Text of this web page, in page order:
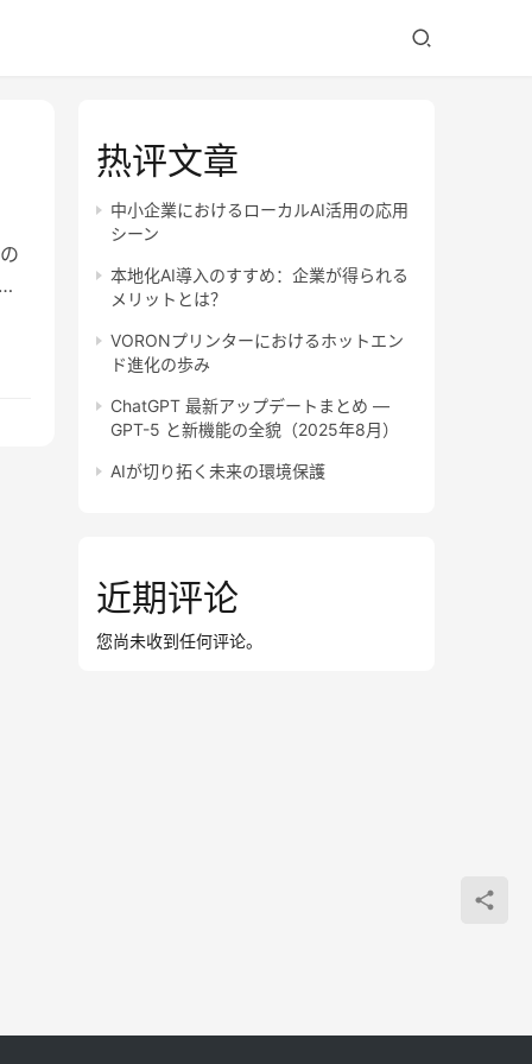
热评文章
中小企業におけるローカルAI活用の応用
シーン
本地化AI導入のすすめ：企業が得られる
メリットとは？
VORONプリンターにおけるホットエン
ド進化の歩み
ChatGPT 最新アップデートまとめ —
GPT-5 と新機能の全貌（2025年8月）
AIが切り拓く未来の環境保護
近期评论
您尚未收到任何评论。